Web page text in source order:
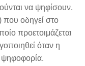
να ψηφίσουν.
που οδηγεί στο
προετοιμάζεται
όταν η
ψηφοφορία.